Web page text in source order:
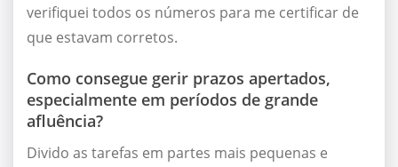
verifiquei todos os números para me certificar de
que estavam corretos.
Como consegue gerir prazos apertados,
especialmente em períodos de grande
afluência?
Divido as tarefas em partes mais pequenas e